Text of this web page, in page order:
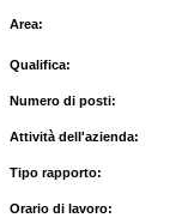
Area:
Qualifica:
Numero di posti:
Attività dell'azienda:
Tipo rapporto:
Orario di lavoro: